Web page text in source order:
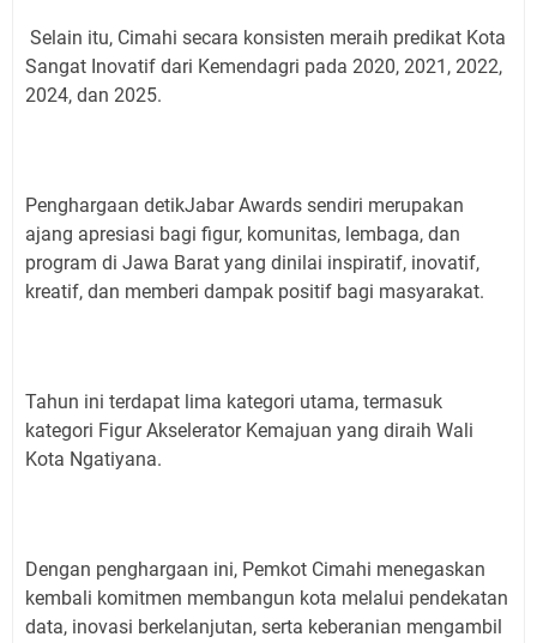
Selain itu, Cimahi secara konsisten meraih predikat Kota
Sangat Inovatif dari Kemendagri pada 2020, 2021, 2022,
2024, dan 2025.
Penghargaan detikJabar Awards sendiri merupakan
ajang apresiasi bagi figur, komunitas, lembaga, dan
program di Jawa Barat yang dinilai inspiratif, inovatif,
kreatif, dan memberi dampak positif bagi masyarakat.
Tahun ini terdapat lima kategori utama, termasuk
kategori Figur Akselerator Kemajuan yang diraih Wali
Kota Ngatiyana.
Dengan penghargaan ini, Pemkot Cimahi menegaskan
kembali komitmen membangun kota melalui pendekatan
data, inovasi berkelanjutan, serta keberanian mengambil